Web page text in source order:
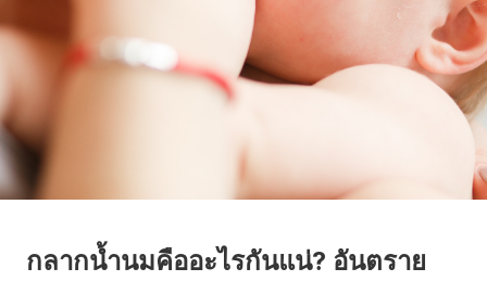
กลากน้ำนมคืออะไรกันแน่? อันตราย